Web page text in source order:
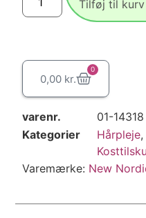
Tilføj til kurv
0,00 kr.
0
varenr.
01-14318
Kategorier
Hårpleje,
Varemærke: New